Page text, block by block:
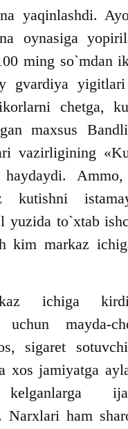
yaqinlashdi.
oynasiga
ming so`mdan
gvardiya
chetga,
maxsus
vazirligining
haydaydi.
kutishni
yuzida to`xtab
kim markaz
ichiga
uchun mayda-
sigaret
xos jamiyatga
kelganlarga
Narxlari ham